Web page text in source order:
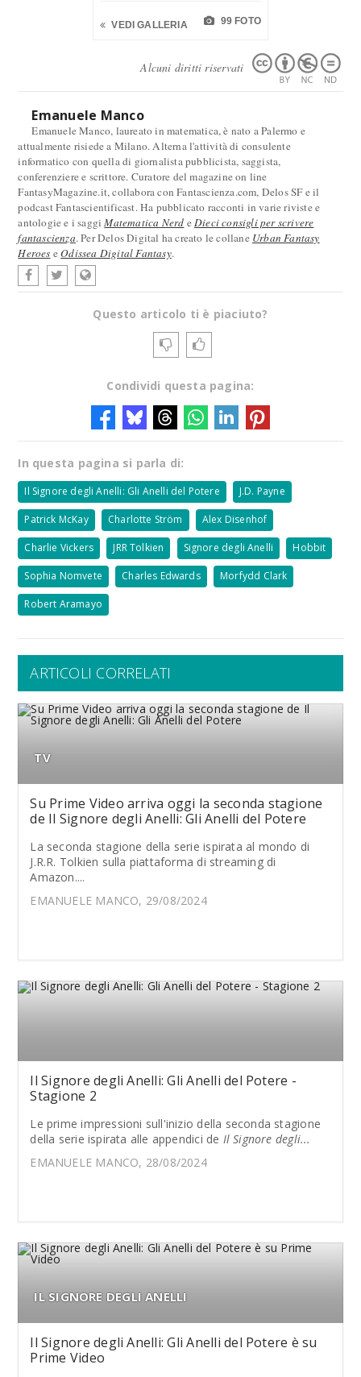
VEDI GALLERIA 99 FOTO
Alcuni diritti riservati
Emanuele Manco
Emanuele Manco, laureato in matematica, è nato a Palermo e
attualmente risiede a Milano. Alterna l'attività di consulente
informatico con quella di giornalista pubblicista, saggista,
conferenziere e scrittore. Curatore del magazine on line
FantasyMagazine.it, collabora con Fantascienza.com, Delos SF e il
podcast Fantascientificast. Ha pubblicato racconti in varie riviste e
antologie e i saggiMatematica Nerd eDieci consigli per scrivere
fantascienza. Per Delos Digital ha creato le collane Urban Fantasy
Heroes eOdissea Digital Fantasy.
Questo articolo ti è piaciuto?
Condividi questa pagina:
In questa pagina si parla di:
Il Signore degli Anelli: Gli Anelli del Potere J.D. Payne
Patrick McKay Charlotte Ström Alex Disenhof
Charlie Vickers JRR Tolkien Signore degli Anelli Hobbit
Sophia Nomvete Charles Edwards Morfydd Clark
Robert Aramayo
ARTICOLI CORRELATI
TV
Su Prime Video arriva oggi la seconda stagione
de Il Signore degli Anelli: Gli Anelli del Potere
La seconda stagione della serie ispirata al mondo di
J.R.R. Tolkien sulla piattaforma di streaming di
Amazon....
EMANUELE MANCO, 29/08/2024
Il Signore degli Anelli: Gli Anelli del Potere -
Stagione 2
Le prime impressioni sull'inizio della seconda stagione
della serie ispirata alle appendici de Il Signore degli...
EMANUELE MANCO, 28/08/2024
IL SIGNORE DEGLI ANELLI
Il Signore degli Anelli: Gli Anelli del Potere è su
Prime Video